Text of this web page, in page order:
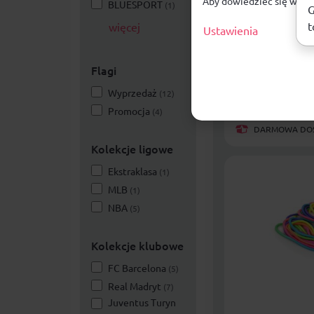
BLUESPORT (1)
więcej
Flagi
Wyprzedaż (12)
Promocja (4)
Kolekcje ligowe
Ekstraklasa (1)
MLB (1)
NBA (5)
Kolekcje klubowe
FC Barcelona (5)
Real Madryt (7)
Juventus Turyn
Piłka nożna
World Cup
Training
DARMOWA
Ustawienia